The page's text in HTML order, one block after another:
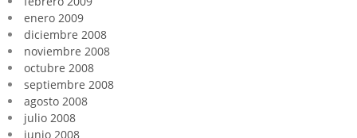
enero 2009
diciembre 2008
noviembre 2008
octubre 2008
septiembre 2008
agosto 2008
julio 2008
junio 2008